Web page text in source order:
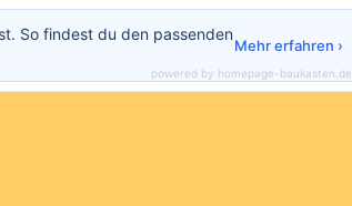
So findest du den passenden
Mehr erfahren ›
powered by homepage-baukasten.de